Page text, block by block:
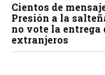
Cientos de
Presión a la
no vote la entrega
extranjeros